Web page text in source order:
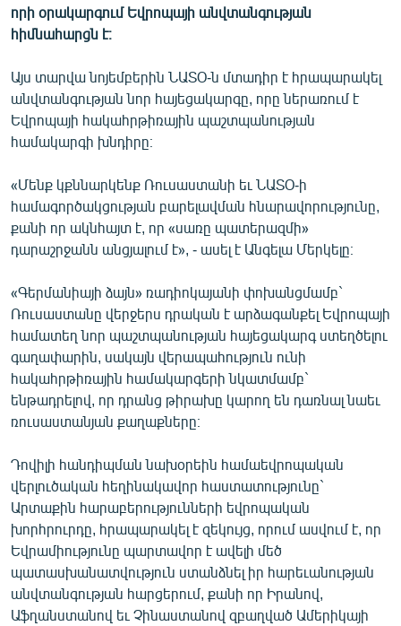
ԲԱՆԱՎԵՃ
ՓՈԴՔԱՍԹ
Հայերեն
Русский
ՀԵՏԵՎԵՔ ՄԵԶ
«Ազատության» բոլոր կայքերը
որի օրակարգում Եվրոպայի անվտանգության
հիմնահարցն է։
Այս տարվա նոյեմբերին ՆԱՏՕ-ն մտադիր է հրապարակել
անվտանգության նոր հայեցակարգը, որը ներառում է
Եվրոպայի հակահրթիռային պաշտպանության
համակարգի խնդիրը։
«Մենք կքննարկենք Ռուսաստանի եւ ՆԱՏՕ-ի
համագործակցության բարելավման հնարավորությունը,
քանի որ ակնհայտ է, որ «սառը պատերազմի»
դարաշրջանն անցյալում է», - ասել է Անգելա Մերկելը։
«Գերմանիայի ձայն» ռադիոկայանի փոխանցմամբ`
Ռուսաստանը վերջերս դրական է արձագանքել Եվրոպայի
համատեղ նոր պաշտպանության հայեցակարգ ստեղծելու
գաղափարին, սակայն վերապահություն ունի
հակահրթիռային համակարգերի նկատմամբ`
ենթադրելով, որ դրանց թիրախը կարող են դառնալ նաեւ
ռուսաստանյան քաղաքները։
Դովիլի հանդիպման նախօրեին համաեվրոպական
վերլուծական հեղինակավոր հաստատությունը`
Արտաքին հարաբերությունների եվրոպական
խորհրուրդը, հրապարակել է զեկույց, որում ասվում է, որ
Եվրամիությունը պարտավոր է ավելի մեծ
պատասխանատվություն ստանձնել իր հարեւանության
անվտանգության հարցերում, քանի որ Իրանով,
Աֆղանստանով եւ Չինաստանով զբաղված Ամերիկայի